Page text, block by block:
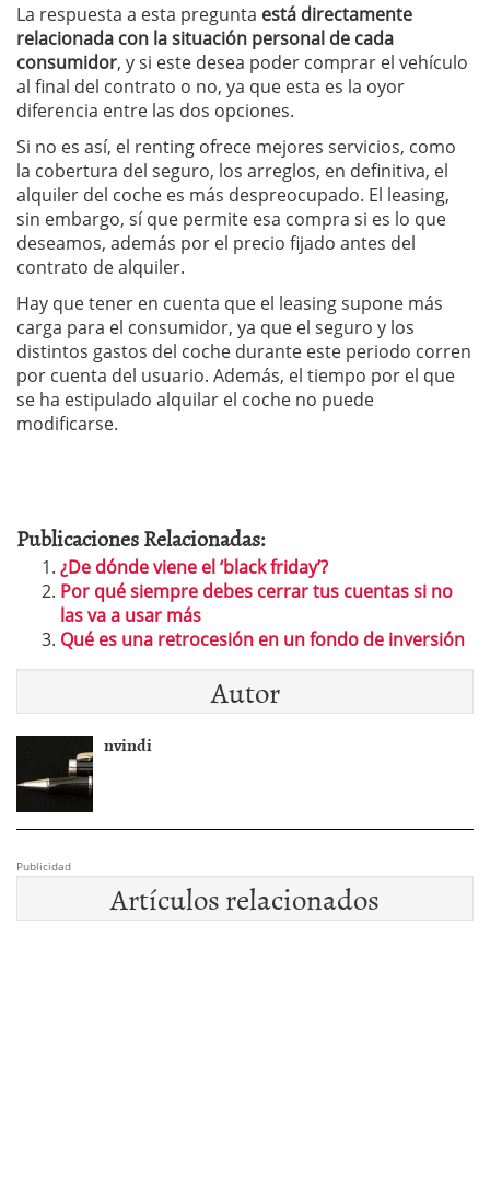
La respuesta a esta pregunta está directamente
relacionada con la situación personal de cada
consumidor, y si este desea poder comprar el vehículo
al final del contrato o no, ya que esta es la oyor
diferencia entre las dos opciones.
Si no es así, el renting ofrece mejores servicios, como
la cobertura del seguro, los arreglos, en definitiva, el
alquiler del coche es más despreocupado. El leasing,
sin embargo, sí que permite esa compra si es lo que
deseamos, además por el precio fijado antes del
contrato de alquiler.
Hay que tener en cuenta que el leasing supone más
carga para el consumidor, ya que el seguro y los
distintos gastos del coche durante este periodo corren
por cuenta del usuario. Además, el tiempo por el que
se ha estipulado alquilar el coche no puede
modificarse.
Publicaciones Relacionadas:
¿De dónde viene el ‘black friday’?
Por qué siempre debes cerrar tus cuentas si no
las va a usar más
Qué es una retrocesión en un fondo de inversión
Autor
nvindi
Publicidad
Artículos relacionados